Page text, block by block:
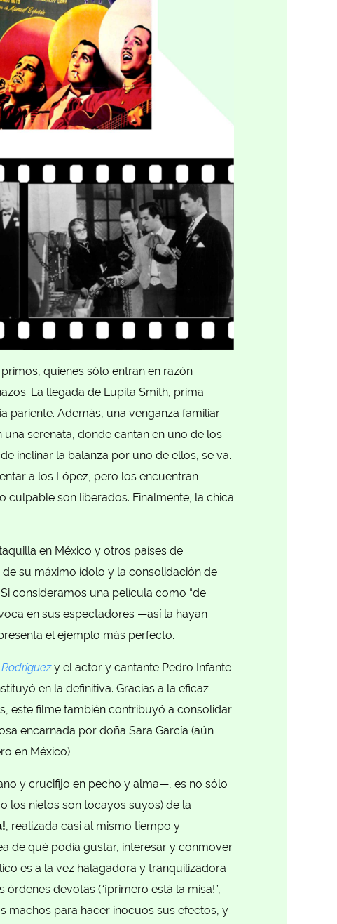
quienes sólo entran en razón
La llegada de Lupita Smith, prima
pariente. Además, una venganza familiar
serenata, donde cantan en uno de los
inclinar la balanza por uno de ellos, se va.
a los López, pero los encuentran
culpable son liberados. Finalmente, la chica
en México y otros países de
su máximo ídolo y la consolidación de
consideramos una película como “de
en sus espectadores —así la hayan
el ejemplo más perfecto.
y el actor y cantante Pedro Infante
en la definitiva. Gracias a la eficaz
este filme también contribuyó a consolidar
encarnada por doña Sara García (aún
en México).
y crucifijo en pecho y alma—, es no sólo
los nietos son tocayos suyos) de la
, realizada casi al mismo tiempo y
de qué podía gustar, interesar y conmover
es a la vez halagadora y tranquilizadora
devotas (“¡primero está la misa!”,
machos para hacer inocuos sus efectos, y